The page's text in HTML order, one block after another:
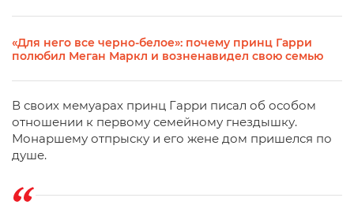
«Для него все черно-белое»: почему принц Гарри
полюбил Меган Маркл и возненавидел свою семью
В своих мемуарах принц Гарри писал об особом
отношении к первому семейному гнездышку.
Монаршему отпрыску и его жене дом пришелся по
душе.